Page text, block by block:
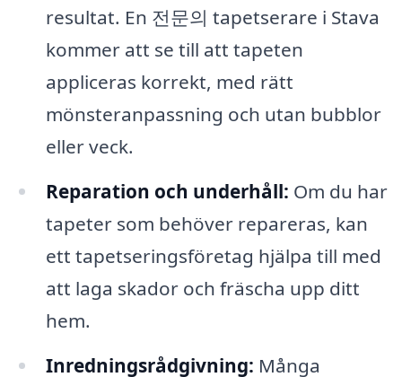
resultat. En 전문의 tapetserare i Stava
kommer att se till att tapeten
appliceras korrekt, med rätt
mönsteranpassning och utan bubblor
eller veck.
Reparation och underhåll: Om du har
tapeter som behöver repareras, kan
ett tapetseringsföretag hjälpa till med
att laga skador och fräscha upp ditt
hem.
Inredningsrådgivning: Många